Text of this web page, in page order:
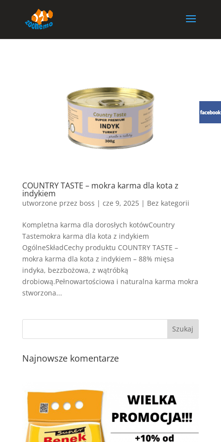
COUNTRY TASTE – mokra karma dla kota z
indykiem
utworzone przez boss | cze 9, 2025| Bez kategorii
Kompletna karma dla dorosłych kotówCountry
Tastemokra karma dla kota z indykiem
OgólneSkładCechy produktu COUNTRY TASTE –
mokra karma dla kota z indykiem – 88% mięsa
indyka, bezzbożowa, z wątróbką
drobiową.Pełnowartościowa i naturalna karma mokra
stworzona...
Najnowsze komentarze